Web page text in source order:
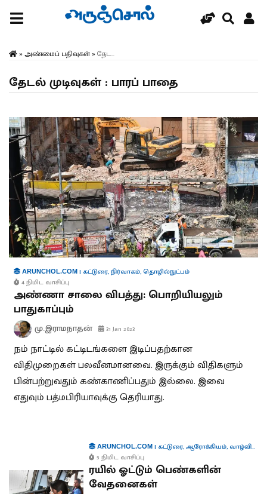
» அண்மைப் பதிவுகள்» தேட...
தேடல் முடிவுகள் : பாரப் பாதை
ARUNCHOL.COM | கட்டுரை,நிர்வாகம்,தொழில்நுட்பம்
4 நிமிட வாசிப்பு
அண்ணா சாலை விபத்து: பொறியியலும்
பாதுகாப்பும்
மு.இராமநாதன் 31 Jan 2023
நம் நாட்டில் கட்டிடங்களை இடிப்பதற்கான
விதிமுறைகள் பலவீனமானவை. இருக்கும் விதிகளும்
பின்பற்றுவதும் கண்காணிப்பதும் இல்லை. இவை
எதுவும் பத்மபிரியாவுக்கு தெரியாது.
ARUNCHOL.COM| கட்டுரை,ஆரோக்கியம், வாழ்வியல்
5 நிமிட வாசிப்பு
ரயில் ஓட்டும் பெண்களின்
வேதனைகள்